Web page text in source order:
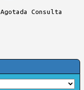
Agotada Consulta